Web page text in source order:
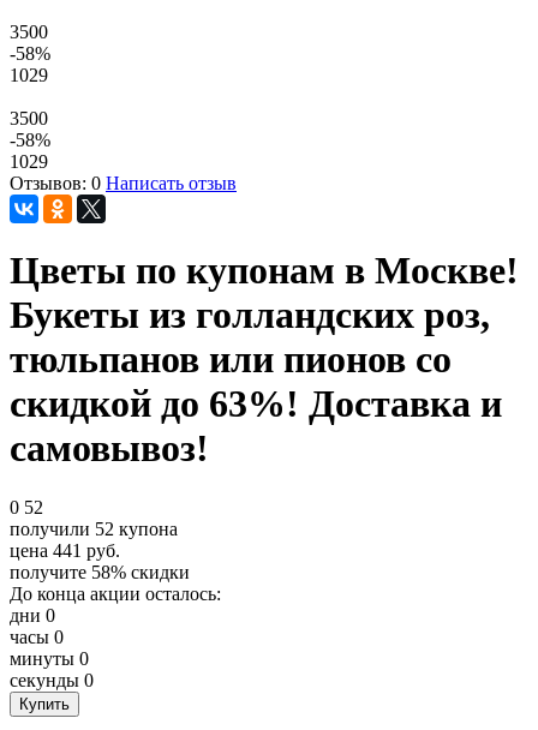
3500
-58%
1029
3500
-58%
1029
Отзывов: 0 Написать отзыв
Цветы по купонам в Москве!
Букеты из голландских роз,
тюльпанов или пионов со
скидкой до 63%! Доставка и
самовывоз!
0 52
получили 52 купона
цена 441 руб.
получите 58% скидки
До конца акции осталось:
дни 0
часы 0
минуты 0
секунды 0